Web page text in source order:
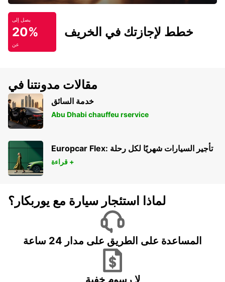
يصل إلى
20%
عن
خطط لإجازتك في الخريف
مقالات مدونتنا في
خدمة السائق
Abu Dhabi chauffeu rservice
Europcar Flex: تأجير السيارات شهريًا لكل رحلة
قراءة +
لماذا استئجار سيارة مع يوربكار؟
المساعدة على الطريق على مدار 24 ساعة